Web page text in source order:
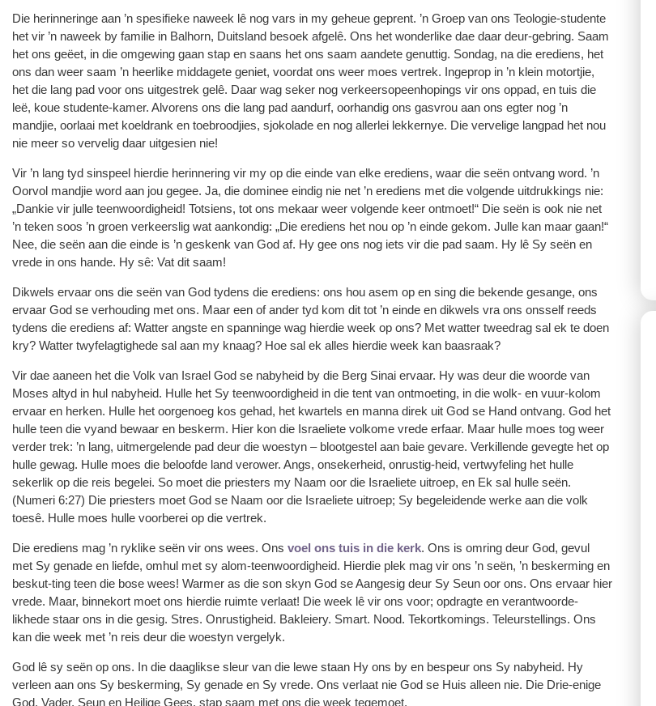
Die herinneringe aan ’n spesifieke naweek lê nog vars in my geheue geprent. ’n Groep van ons Teologie-studente
het vir ’n naweek by familie in Balhorn, Duitsland besoek afgelê. Ons het wonderlike dae daar deur-gebring. Saam
het ons geëet, in die omgewing gaan stap en saans het ons saam aandete genuttig. Sondag, na die erediens, het
ons dan weer saam ’n heerlike middagete geniet, voordat ons weer moes vertrek. Ingeprop in ’n klein motortjie,
het die lang pad voor ons uitgestrek gelê. Daar wag seker nog verkeersopeenhopings vir ons oppad, en tuis die
leë, koue studente-kamer. Alvorens ons die lang pad aandurf, oorhandig ons gasvrou aan ons egter nog ’n
mandjie, oorlaai met koeldrank en toebroodjies, sjokolade en nog allerlei lekkernye. Die vervelige langpad het nou
nie meer so vervelig daar uitgesien nie!
Vir ’n lang tyd sinspeel hierdie herinnering vir my op die einde van elke erediens, waar die seën ontvang word. ’n
Oorvol mandjie word aan jou gegee. Ja, die dominee eindig nie net ’n erediens met die volgende uitdrukkings nie:
„Dankie vir julle teenwoordigheid! Totsiens, tot ons mekaar weer volgende keer ontmoet!“ Die seën is ook nie net
’n teken soos ’n groen verkeerslig wat aankondig: „Die erediens het nou op ’n einde gekom. Julle kan maar gaan!“
Nee, die seën aan die einde is ’n geskenk van God af. Hy gee ons nog iets vir die pad saam. Hy lê Sy seën en
vrede in ons hande. Hy sê: Vat dit saam!
Dikwels ervaar ons die seën van God tydens die erediens: ons hou asem op en sing die bekende gesange, ons
ervaar God se verhouding met ons. Maar een of ander tyd kom dit tot ’n einde en dikwels vra ons onsself reeds
tydens die erediens af: Watter angste en spanninge wag hierdie week op ons? Met watter tweedrag sal ek te doen
kry? Watter twyfelagtighede sal aan my knaag? Hoe sal ek alles hierdie week kan baasraak?
Vir dae aaneen het die Volk van Israel God se nabyheid by die Berg Sinai ervaar. Hy was deur die woorde van
Moses altyd in hul nabyheid. Hulle het Sy teenwoordigheid in die tent van ontmoeting, in die wolk- en vuur-kolom
ervaar en herken. Hulle het oorgenoeg kos gehad, het kwartels en manna direk uit God se Hand ontvang. God het
hulle teen die vyand bewaar en beskerm. Hier kon die Israeliete volkome vrede erfaar. Maar hulle moes tog weer
verder trek: ’n lang, uitmergelende pad deur die woestyn – blootgestel aan baie gevare. Verkillende gevegte het op
hulle gewag. Hulle moes die beloofde land verower. Angs, onsekerheid, onrustig-heid, vertwyfeling het hulle
sekerlik op die reis begelei. So moet die priesters my Naam oor die Israeliete uitroep, en Ek sal hulle seën.
(Numeri 6:27) Die priesters moet God se Naam oor die Israeliete uitroep; Sy begeleidende werke aan die volk
toesê. Hulle moes hulle voorberei op die vertrek.
Die erediens mag ’n ryklike seën vir ons wees. Ons voel ons tuis in die kerk. Ons is omring deur God, gevul
met Sy genade en liefde, omhul met sy alom-teenwoordigheid. Hierdie plek mag vir ons ’n seën, ’n beskerming en
beskut-ting teen die bose wees! Warmer as die son skyn God se Aangesig deur Sy Seun oor ons. Ons ervaar hier
vrede. Maar, binnekort moet ons hierdie ruimte verlaat! Die week lê vir ons voor; opdragte en verantwoorde-
likhede staar ons in die gesig. Stres. Onrustigheid. Bakleiery. Smart. Nood. Tekortkomings. Teleurstellings. Ons
kan die week met ’n reis deur die woestyn vergelyk.
God lê sy seën op ons. In die daaglikse sleur van die lewe staan Hy ons by en bespeur ons Sy nabyheid. Hy
verleen aan ons Sy beskerming, Sy genade en Sy vrede. Ons verlaat nie God se Huis alleen nie. Die Drie-enige
God, Vader, Seun en Heilige Gees, stap saam met ons die week tegemoet.